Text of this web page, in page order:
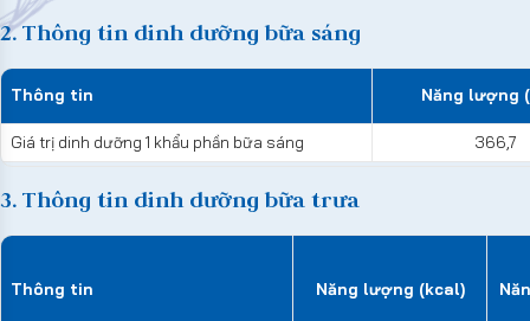
2. Thông tin dinh dưỡng bữa sáng
Thông tin Năng lượng
Giá trị dinh dưỡng 1 khẩu phần bữa sáng 366,7
3. Thông tin dinh dưỡng bữa trưa
Thông tin Năng lượng (kcal)